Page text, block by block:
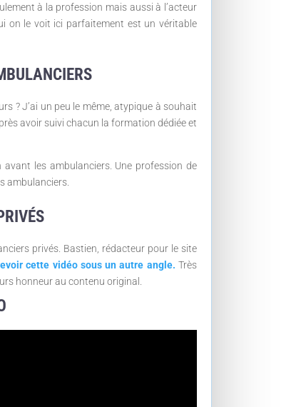
à la profession mais aussi à l’acteur
on le voit ici parfaitement est un véritable
? J’ai un peu le même, atypique à souhait
avoir suivi chacun la formation dédiée et
les ambulanciers. Une profession de
ambulanciers.
privés. Bastien, rédacteur pour le site
cette vidéo sous un autre angle. Très
honneur au contenu original.